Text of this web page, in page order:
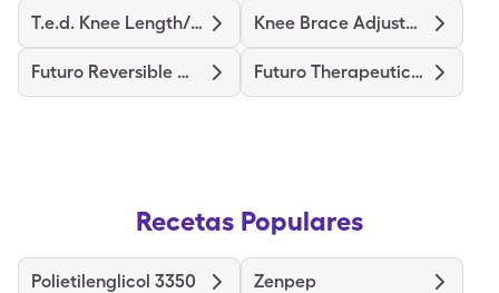
T.e.d. Knee Length/L-Regular Knee Brace Adjustable Hinged
Futuro Reversible Wrist Brace Futuro Therapeutic Stocking
Recetas Populares
Polietilenglicol 3350 Zenpep